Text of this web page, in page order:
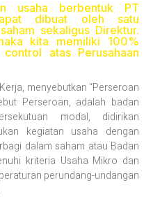
usaha berbentuk PT
dibuat oleh satu
sekaligus Direktur.
kita memiliki 100%
atas Perusahaan
menyebutkan “Perseroan
Perseroan, adalah badan
modal, didirikan
kegiatan usaha dengan
dalam saham atau Badan
kriteria Usaha Mikro dan
perundang-undangan